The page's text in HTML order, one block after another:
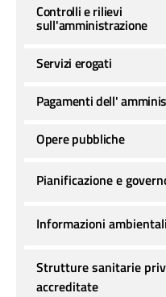
Controlli e rilievi
sull'amministrazione
Servizi erogati
Pagamenti dell'
Opere pubbliche
Pianificazione e
Informazioni ambientali
Strutture sanitarie
accreditate